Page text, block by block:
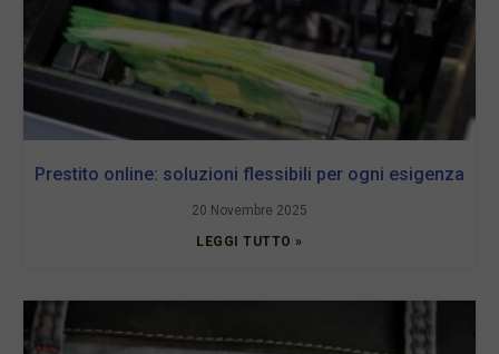
Prestito online: soluzioni flessibili per ogni esigenza
20 Novembre 2025
LEGGI TUTTO »